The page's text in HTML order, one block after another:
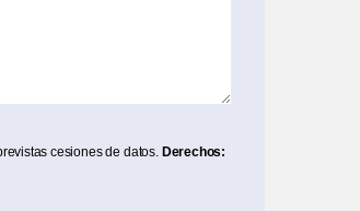
cesiones de datos. Derechos: